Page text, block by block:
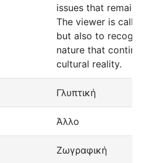
issues that
The viewer is
but also to
nature that
cultural reality.
Γλυπτική
Άλλο
Ζωγραφική